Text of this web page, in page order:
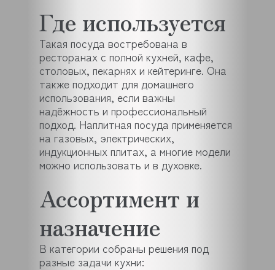
Где используется
Такая посуда востребована в
ресторанах с полной кухней, кафе,
столовых, пекарнях и кейтеринге. Она
также подходит для домашнего
использования, если важны
надёжность и профессиональный
подход. Наплитная посуда применяется
на газовых, электрических,
индукционных плитах, а многие модели
можно использовать и в духовке.
Ассортимент и
назначение
В категории собраны решения под
разные задачи кухни: